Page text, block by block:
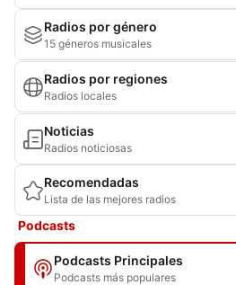
Radios por género
15 géneros musicales
Radios por regiones
Radios locales
Noticias
Radios noticiosas
Recomendadas
Lista de las mejores radios
Podcasts
Podcasts Principales
Podcasts más populares